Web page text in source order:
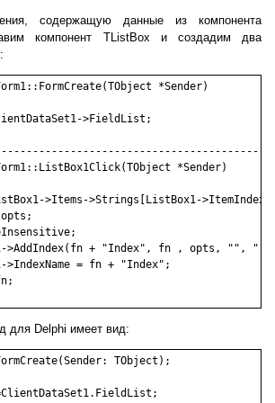
содержащую данные из компонента
компонент TListBox и создадим два
*Sender)
>FieldList;
*Sender)
>Items->Strings[ListBox1-
>AddIndex(fn + "Index", fn , opts, "",
>IndexName = fn + "Index";
для Delphi имеет вид:
TObject);